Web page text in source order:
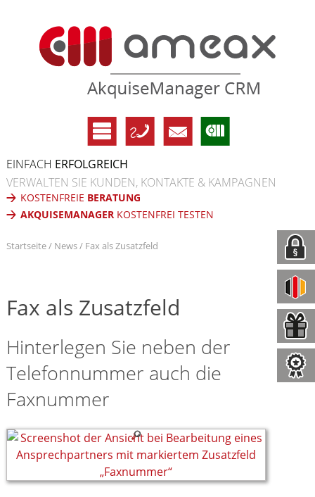
EINFACH ERFOLGREICH
VERWALTEN SIE KUNDEN, KONTAKTE & KAMPAGNEN
KOSTENFREIE BERATUNG
AKQUISEMANAGERKOSTENFREI TESTEN
Startseite News Fax als Zusatzfeld
Fax als Zusatzfeld
Hinterlegen Sie neben der
Telefonnummer auch die
Faxnummer